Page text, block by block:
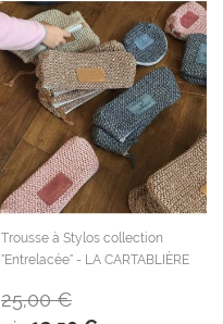
Trousse à Stylos collection
"Entrelacée" - LA CARTABLIÈRE
25,00 €